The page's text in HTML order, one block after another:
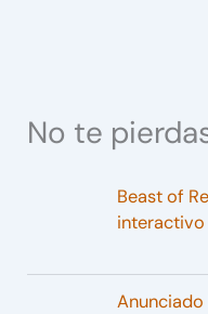
No te
Beast of
interactivo
Anunciado